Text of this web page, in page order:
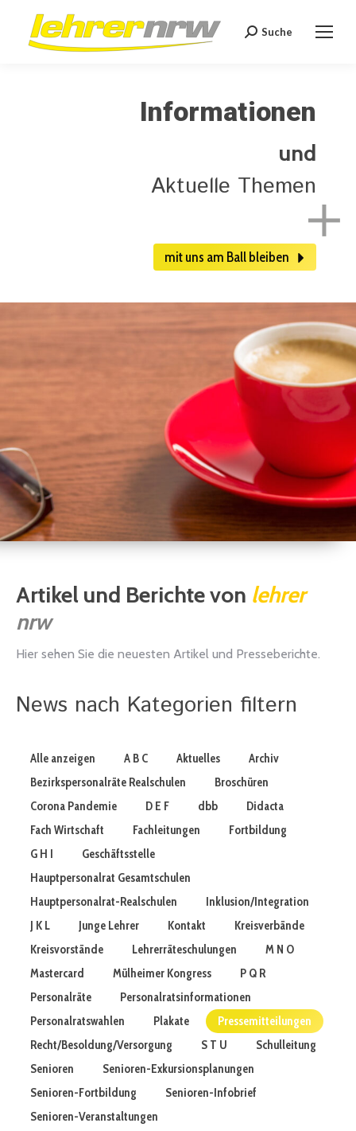
Search:
Suche
Informationen
und
Aktuelle Themen
mit uns am Ball bleiben
Artikel und Berichte von lehrer
nrw
Hier sehen Sie die neuesten Artikel und Presseberichte.
News nach Kategorien filtern
Alle anzeigen A B C Aktuelles
Archiv
Bezirkspersonalräte Realschulen
Broschüren
Corona Pandemie
D E F dbb
Didacta
Fach Wirtschaft
Fachleitungen
Fortbildung
G H I
Geschäftsstelle
Hauptpersonalrat Gesamtschulen
Hauptpersonalrat-Realschulen
Inklusion/Integration
J K L
Junge Lehrer Kontakt
Kreisverbände
Kreisvorstände
Lehrerräteschulungen
M N O
Mastercard
Mülheimer Kongress
P Q R
Personalräte
Personalratsinformationen
Personalratswahlen
Plakate
Pressemitteilungen
Recht/Besoldung/Versorgung
S T U
Schulleitung
Senioren
Senioren-Exkursionsplanungen
Senioren-Fortbildung
Senioren-Infobrief
Senioren-Veranstaltungen